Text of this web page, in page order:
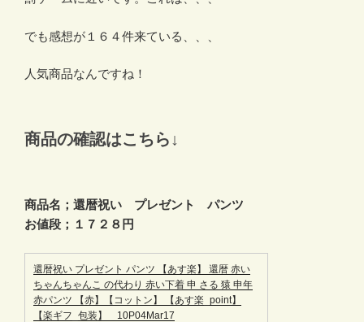
でも感想が１６４件来ている、、、
人気商品なんですね！
商品の確認はこちら↓
商品名；還暦祝い プレゼント パンツ
お値段；１７２８円
還暦祝い プレゼント パンツ 【あす楽】 還暦 赤い
ちゃんちゃんこ の代わり 赤い下着 申 さる 猿 申年
赤パンツ 【赤】【コットン】 【あす楽_point】
【楽ギフ_包装】 10P04Mar17